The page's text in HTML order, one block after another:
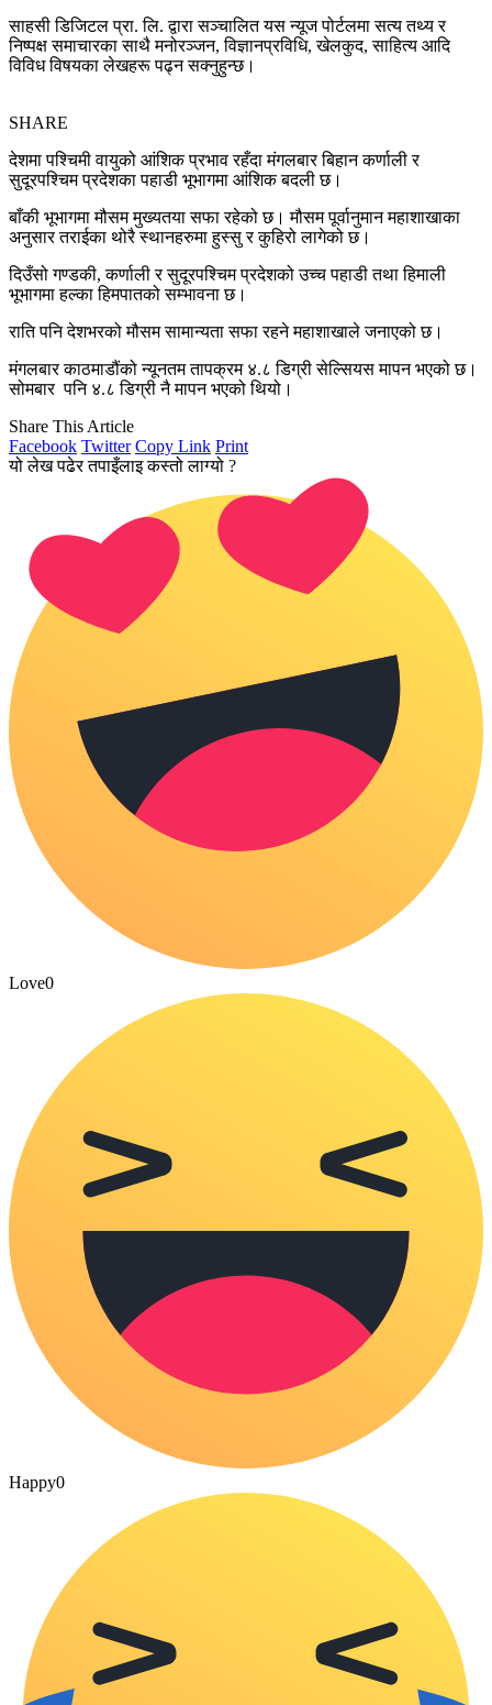
साहसी डिजिटल प्रा. लि. द्वारा सञ्चालित यस न्यूज पोर्टलमा सत्य तथ्य र
निष्पक्ष समाचारका साथै मनोरञ्जन, विज्ञानप्रविधि, खेलकुद, साहित्य आदि
विविध विषयका लेखहरू पढ्न सक्नुहुन्छ।
SHARE
देशमा पश्चिमी वायुको आंशिक प्रभाव रहँदा मंगलबार बिहान कर्णाली र
सुदूरपश्चिम प्रदेशका पहाडी भूभागमा आंशिक बदली छ।
बाँकी भूभागमा मौसम मुख्यतया सफा रहेको छ। मौसम पूर्वानुमान महाशाखाका
अनुसार तराईका थोरै स्थानहरुमा हुस्सु र कुहिरो लागेको छ।
दिउँसो गण्डकी, कर्णाली र सुदूरपश्चिम प्रदेशको उच्च पहाडी तथा हिमाली
भूभागमा हल्का हिमपातको सम्भावना छ।
राति पनि देशभरको मौसम सामान्यता सफा रहने महाशाखाले जनाएको छ।
मंगलबार काठमाडौंको न्यूनतम तापक्रम ४.८ डिग्री सेल्सियस मापन भएको छ।
सोमबार पनि ४.८ डिग्री नै मापन भएको थियो।
Share This Article
Facebook Twitter Copy Link Print
यो लेख पढेर तपाइँलाइ कस्तो लाग्यो ?
Love0
Happy0